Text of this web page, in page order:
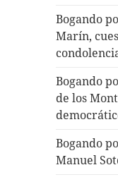
Bogando
Marín,
Bogando
de los
Bogando
Manuel